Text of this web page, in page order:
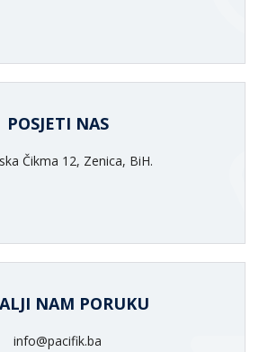
POSJETI NAS
Čikma 12, Zenica, BiH.
NAM PORUKU
info@pacifik.ba